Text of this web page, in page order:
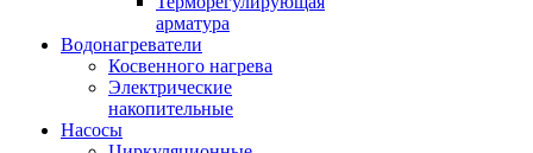
арматура
Водонагреватели
Косвенного нагрева
Электрические
накопительные
Насосы